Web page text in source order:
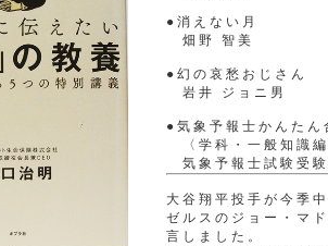
●消えない月
畑野 智美
●幻の哀愁おじさん
岩井 ジョニ男
●気象予報士かんたん
〈学科・一般知識編
気象予報士試験受験
大谷翔平投手が今季
ゼルスのジョー・マ
言しました。